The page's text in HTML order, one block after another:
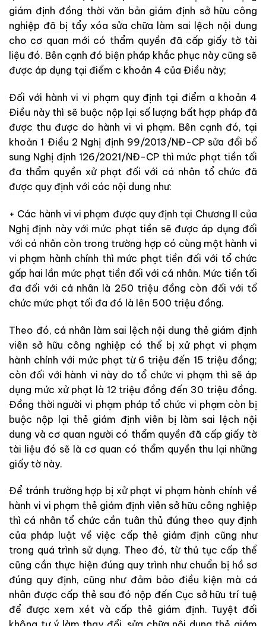
giám định đồng thời văn bản giám định sở hữu công
nghiệp đã bị tẩy xóa sửa chữa làm sai lệch nội dung
cho cơ quan mới có thẩm quyền đã cấp giấy tờ tài
liệu đó. Bên cạnh đó biện pháp khắc phục này cũng sẽ
được áp dụng tại điểm c khoản 4 của Điều này;
Đối với hành vi vi phạm quy định tại điểm a khoản 4
Điều này thì sẽ buộc nộp lại số lượng bất hợp pháp đã
được thu được do hành vi vi phạm. Bên cạnh đó, tại
khoản 1 Điều 2 Nghị định 99/2013/NĐ-CP sửa đổi bổ
sung Nghị định 126/2021/NĐ-CP thì mức phạt tiền tối
đa thẩm quyền xử phạt đối với cá nhân tổ chức đã
được quy định với các nội dung như:
+ Các hành vi vi phạm được quy định tại Chương II của
Nghị định này với mức phạt tiền sẽ được áp dụng đối
với cá nhân còn trong trường hợp có cùng một hành vi
vi phạm hành chính thì mức phạt tiền đối với tổ chức
gấp hai lần mức phạt tiền đối với cá nhân. Mức tiền tối
đa đối với cá nhân là 250 triệu đồng còn đối với tổ
chức mức phạt tối đa đó là lên 500 triệu đồng.
Theo đó, cá nhân làm sai lệch nội dung thẻ giám định
viên sở hữu công nghiệp có thể bị xử phạt vi phạm
hành chính với mức phạt từ 6 triệu đến 15 triệu đồng;
còn đối với hành vi này do tổ chức vi phạm thì sẽ áp
dụng mức xử phạt là 12 triệu đồng đến 30 triệu đồng.
Đồng thời người vi phạm pháp tổ chức vi phạm còn bị
buộc nộp lại thẻ giám định viên bị làm sai lệch nội
dung và cơ quan người có thẩm quyền đã cấp giấy tờ
tài liệu đó sẽ là cơ quan có thẩm quyền thu lại những
giấy tờ này.
Để tránh trường hợp bị xử phạt vi phạm hành chính về
hành vi vi phạm thẻ giám định viên sở hữu công nghiệp
thì cá nhân tổ chức cần tuân thủ đúng theo quy định
của pháp luật về việc cấp thẻ giám định cũng như
trong quá trình sử dụng. Theo đó, từ thủ tục cấp thể
cũng cần thực hiện đúng quy trình như chuẩn bị hồ sơ
đúng quy định, cũng như đảm bảo điều kiện mà cá
nhân được cấp thẻ sau đó nộp đến Cục sở hữu trí tuệ
để được xem xét và cấp thẻ giám định. Tuyệt đối